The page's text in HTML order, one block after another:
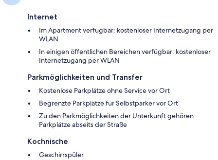
Internet
Im Apartment verfügbar: kostenloser Internetzugang per
WLAN
In einigen öffentlichen Bereichen verfügbar: kostenloser
Internetzugang per WLAN
Parkmöglichkeiten und Transfer
Kostenlose Parkplätze ohne Service vor Ort
Begrenzte Parkplätze für Selbstparker vor Ort
Zu den Parkmöglichkeiten der Unterkunft gehören
Parkplätze abseits der Straße
Kochnische
Geschirrspüler